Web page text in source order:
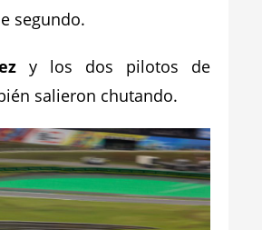
segundo.
y los dos pilotos de
salieron chutando.